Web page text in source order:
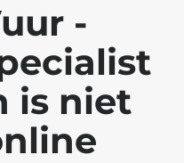
-
is niet